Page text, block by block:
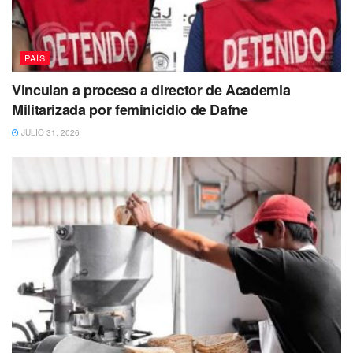
…”saqué mi arma y me defendí de ese perro
y luego del otro”:
David Melgoza
Alcalde de Tangancícuaro#Michoacán
Así disparó a#Buba y#Canela
La sangre no se lava
URGE justicia
#justiciaparabubaycanela
pic.twitter.com/0oA1Kzsqty
— Lety Varela (@LetyVarela)August 11,
2023
En tanto,Leticia Varela, de la Brigada de Vigilancia
Animal de la Secretaría de Seguridad de la Ciudad de
PAÍS
Vinculan a proceso a director de Academia
Militarizada por feminicidio de Dafne
JULIO 31, 2026